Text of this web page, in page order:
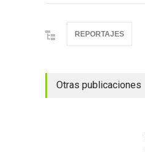
REPORTAJES
Otras publicaciones